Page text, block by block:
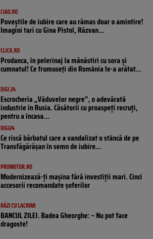
CIAO.RO
Poveştile de iubire care au rămas doar o amintire!
Imagini tari cu Gina Pistol, Răzvan...
CLICK.RO
Prodanca, în pelerinaj la mănăstiri cu sora și
cumnatul! Ce frumuseți din România le-a arătat...
DIGI 24
Escrocheria „Văduvelor negre”, o adevărată
industrie în Rusia. Căsătorii cu proaspeți recruți,
pentru a încasa...
DIGI24
Ce riscă bărbatul care a vandalizat o stâncă de pe
Transfăgărășan în semn de iubire...
PROMOTOR.RO
Modernizează-ți mașina fără investiții mari. Cinci
accesorii recomandate șoferilor
RÂZI CU LACRIMI
BANCUL ZILEI. Badea Gheorghe: – Nu pot face
dragoste!